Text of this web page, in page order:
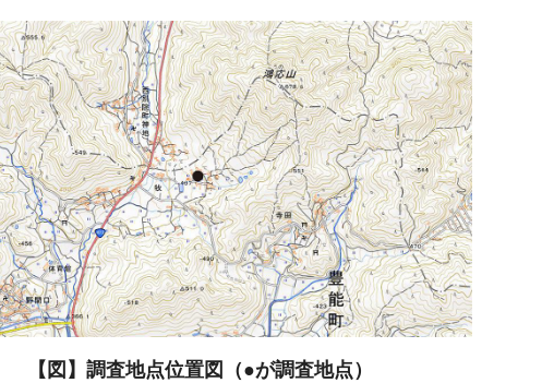
【図】調査地点位置図（●が調査地点）